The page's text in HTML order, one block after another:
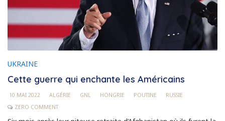
UKRAINE
Cette guerre qui enchante les Américains
10 MAI 2022 ALGÉRIE GNL HONGRIE POUTINE
RUSSIE
ZERO COMMENT